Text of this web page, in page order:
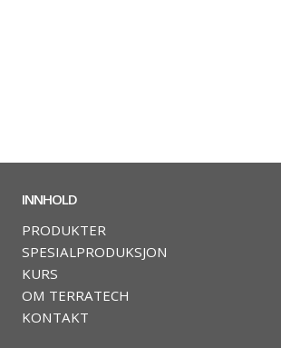
INNHOLD
PRODUKTER
SPESIALPRODUKSJON
KURS
OM TERRATECH
KONTAKT